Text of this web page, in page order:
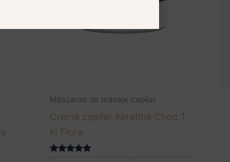
Máscaras de masaje capilar
Crema capilar Keratine Choc 1
kl Flora